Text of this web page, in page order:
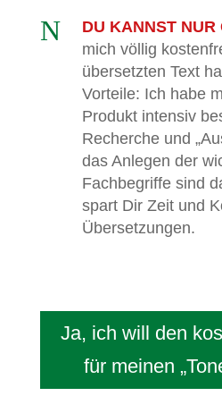
N DU KANNST NUR
mich völlig
übersetzten Text
Vorteile: Ich habe
Produkt intensiv
Recherche und
das Anlegen der
Fachbegriffe sind
spart Dir Zeit und
Übersetzungen.
Ja, ich will den
für meinen